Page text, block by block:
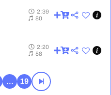
2:39
2:39
80
2:20
2:20
58
2:06
2:06
88
... 19